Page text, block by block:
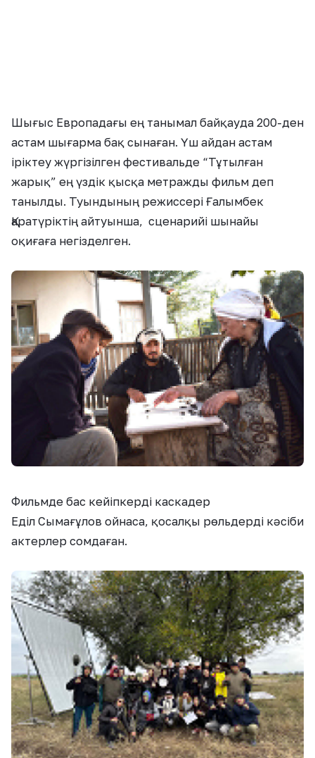
Шығыс Европадағы ең танымал байқауда 200-ден
астам шығарма бақ сынаған. Үш айдан астам
іріктеу жүргізілген фестивальде “Тұтылған
жарық” ең үздік қысқа метражды фильм деп
танылды. Туындының режиссері Ғалымбек
Қаратүріктің айтуынша, сценарийі шынайы
оқиғаға негізделген.
Фильмде бас кейіпкерді каскадер
Еділ Сымағұлов ойнаса, қосалқы рөльдерді кәсіби
актерлер сомдаған.